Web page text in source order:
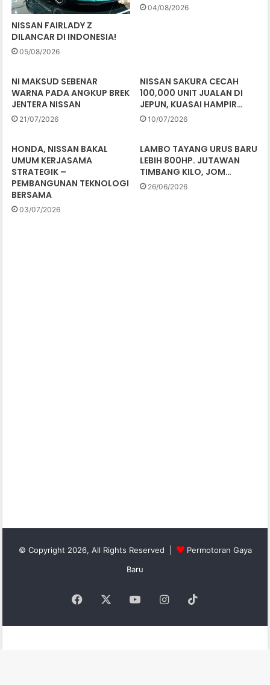
NISSAN FAIRLADY Z
DILANCAR DI INDONESIA!
05/08/2026
04/08/2026
NI MAKSUD SEBENAR
WARNA PADA ANGKUP BREK
JENTERA NISSAN
21/07/2026
NISSAN SAKURA CECAH
100,000 UNIT JUALAN DI
JEPUN, KUASAI HAMPIR…
10/07/2026
HONDA, NISSAN BAKAL
UMUM KERJASAMA
STRATEGIK –
PEMBANGUNAN TEKNOLOGI
BERSAMA
03/07/2026
LAMBO TAYANG URUS BARU
LEBIH 800HP. JUTAWAN
TIMBANG KILO, JOM…
26/06/2026
© Copyright 2026, All Rights Reserved |
Permotoran Gaya
Baru
Facebook YouTubeInstagram